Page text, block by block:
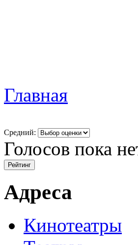
Главная
Средний:
Голосов пока
Адреса
Кинотеатры